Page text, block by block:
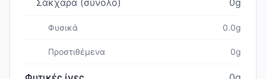
Φυσικά 0.0g
Προστιθέμενα 0g